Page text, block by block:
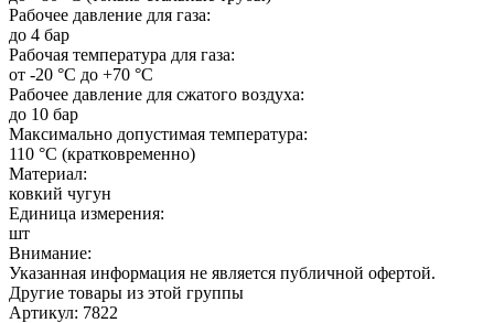
Рабочее давление для газа:
до 4 бар
Рабочая температура для газа:
от -20 °C до +70 °C
Рабочее давление для сжатого воздуха:
до 10 бар
Максимально допустимая температура:
110 °C (кратковременно)
Материал:
ковкий чугун
Единица измерения:
шт
Внимание:
Указанная информация не является публичной офертой.
Другие товары из этой группы
Артикул: 7822